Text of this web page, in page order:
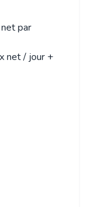
par
net / jour +